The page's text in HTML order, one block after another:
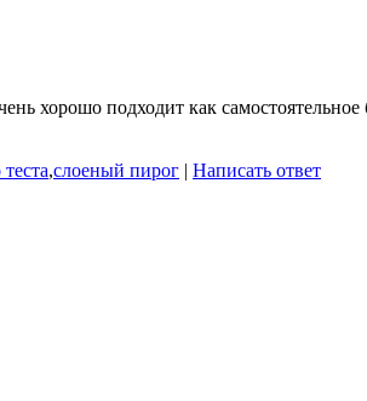
хорошо подходит как
,слоеный пирог | Написать ответ